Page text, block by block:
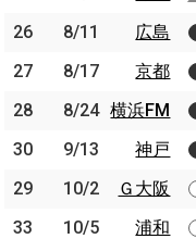
26
8/11 広島
27
8/17 京都
28
8/24 横浜FM
30
9/13 神戸
29
10/2 Ｇ大阪
33
10/5 浦和
26
8/11
広島
27
8/17
京都
28
8/24 横浜FM
30
9/13
神戸
29
10/2
Ｇ大阪
33
10/5 浦和